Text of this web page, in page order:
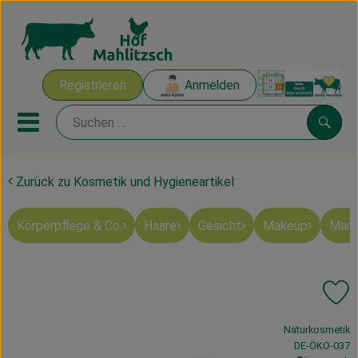
Registrieren Anmelden
Mobiles Menu öffnen oder
Ökokisten
Mahlitzscher Produkte
Zurück zu Kosmetik und Hygieneartikel
Körperpflege & Co. Haare Gesicht Makeup
, Verband:
Naturkosmetik
,DE-ÖKO-037